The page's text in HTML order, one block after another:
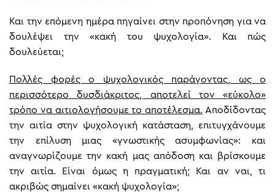
Και την επόμενη ημέρα πηγαίνει στην προπόνηση για να
δουλέψει την «κακή του ψυχολογία». Και πώς
δουλεύεται;
Πολλές φορές ο ψυχολογικός παράγοντας, ως ο
περισσότερο δυσδιάκριτος, αποτελεί τον «εύκολο»
τρόπο να αιτιολογήσουμε το αποτέλεσμα. Αποδίδοντας
την αιτία στην ψυχολογική κατάσταση, επιτυγχάνουμε
την επίλυση μιας «γνωστικής ασυμφωνίας»: και
αναγνωρίζουμε την κακή μας απόδοση και βρίσκουμε
την αιτία. Είναι όμως η πραγματική; Και αν ναι, τι
ακριβώς σημαίνει «κακή ψυχολογία»;